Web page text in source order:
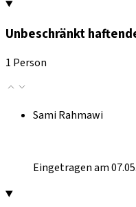
Unbeschränkt
1 Person
Sami Rahmawi
Eingetragen am